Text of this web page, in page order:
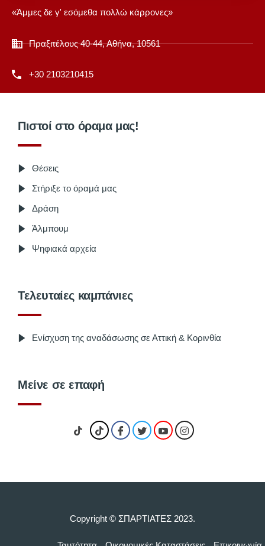
«Άμμες δε γ' εσόμεθα πολλώ κάρρονες»
Πραξιτέλους 40-44, Αθήνα, 10561
+30 2103210415
Πιστοί στο όραμα μας!
Θέσεις
Στήριξε το όραμά μας
Δράση
Άλμπουμ
Ψηφιακά αρχεία
Τελευταίες καμπάνιες
Ενίσχυση της αναδάσωσης σε Αττική & Κορινθία
Μείνε σε επαφή
Copyright © ΣΠΑΡΤΙΑΤΕΣ 2023.